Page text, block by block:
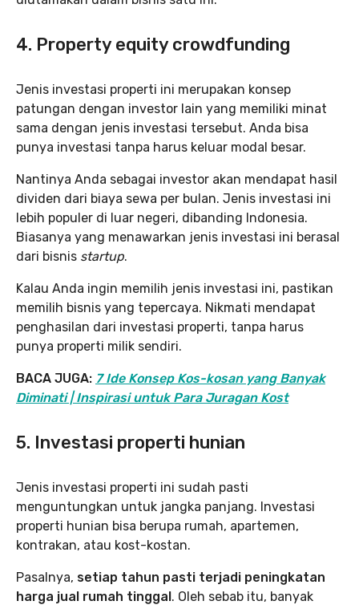
4. Property equity crowdfunding
Jenis investasi properti ini merupakan konsep
patungan dengan investor lain yang memiliki minat
sama dengan jenis investasi tersebut. Anda bisa
punya investasi tanpa harus keluar modal besar.
Nantinya Anda sebagai investor akan mendapat hasil
dividen dari biaya sewa per bulan. Jenis investasi ini
lebih populer di luar negeri, dibanding Indonesia.
Biasanya yang menawarkan jenis investasi ini berasal
dari bisnis startup.
Kalau Anda ingin memilih jenis investasi ini, pastikan
memilih bisnis yang tepercaya. Nikmati mendapat
penghasilan dari investasi properti, tanpa harus
punya properti milik sendiri.
BACA JUGA: 7 Ide Konsep Kos-kosan yang Banyak
Diminati | Inspirasi untuk Para Juragan Kost
5. Investasi properti hunian
Jenis investasi properti ini sudah pasti
menguntungkan untuk jangka panjang. Investasi
properti hunian bisa berupa rumah, apartemen,
kontrakan, atau kost-kostan.
Pasalnya, setiap tahun pasti terjadi peningkatan
harga jual rumah tinggal. Oleh sebab itu, banyak